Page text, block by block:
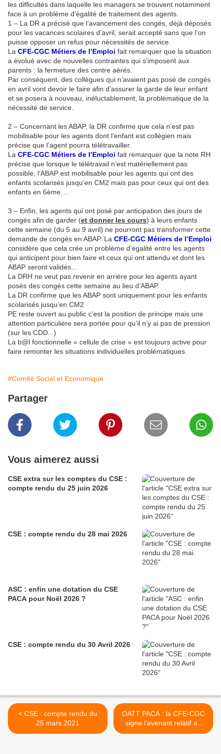
les difficultés dans laquelle les managers se trouvent notamment
face à un problème d’égalité de traitement des agents.
1 – La DR a précisé que l’avancement des congés, déjà déposés
pour les vacances scolaires d’avril, serait accepté sans que l’on
puisse opposer un refus pour nécessités de service.
La CFE-CGC Métiers de l’Emploi fait remarquer que la situation
a évolué avec de nouvelles contraintes qui s’imposent aux
parents : la fermeture des centre aérés.
Par conséquent, des collègues qui n’avaient pas posé de congés
en avril vont devoir le faire afin d’assurer la garde de leur enfant
et se posera à nouveau, inéluctablement, la problématique de la
nécessité de service.
2 – Concernant les ABAP, la DR confirme que cela n’est pas
mobilisable pour les agents dont l’enfant est collégien mais
précise que l’agent pourra télétravailler.
La CFE-CGC Métiers de l’Emploi fait remarquer que la note RH
précise que lorsque le télétravail n’est matériellement pas
possible, l’ABAP est mobilisable pour les agents qui ont des
enfants scolarisés jusqu’en CM2 mais pas pour ceux qui ont des
enfants en 6ème….
3 – Enfin, les agents qui ont posé par anticipation des jours de
congés afin de garder (et donner les cours) à leurs enfants
cette semaine (du 5 au 9 avril) ne pourront pas transformer cette
demande de congés en ABAP. La CFE-CGC Métiers de l’Emploi
considère que cela crée un problème d’égalité entre les agents
qui anticipent pour bien faire et ceux qui ont attendu et dont les
ABAP seront validés…
La DRH ne veut pas revenir en arrière pour les agents ayant
posés des congés cette semaine au lieu d’ABAP.
La DR confirme que les ABAP sont uniquement pour les enfants
scolarisés jusqu’en CM2
PE reste ouvert au public c’est la position de principe mais une
attention particulière sera portée pour qu’il n’y ai pas de pression
(sur les CDD...)
La b@l fonctionnelle « cellule de crise » est toujours active pour
faire remonter les situations individuelles problématiques.
#Comité Social et Economique
Partager
Vous aimerez aussi
CSE extra sur les comptes du CSE :
compte rendu du 25 juin 2026
CSE : compte rendu du 28 mai 2026
ASC : enfin une dotation du CSE
PACA pour Noël 2026 ?
CSE : compte rendu du 30 Avril 2026
< CSE : compte rendu du
25 mars 2021
OATT PACA : la CFE-CGC
signe l'avenant relatif au
télétravail >